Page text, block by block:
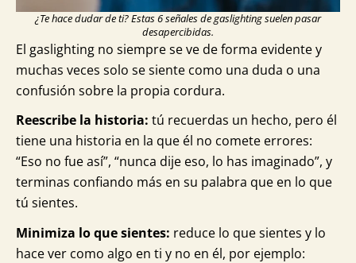
¿Te hace dudar de ti? Estas 6 señales de gaslighting suelen pasar
desapercibidas.
El gaslighting no siempre se ve de forma evidente y
muchas veces solo se siente como una duda o una
confusión sobre la propia cordura.
Reescribe la historia: tú recuerdas un hecho, pero él
tiene una historia en la que él no comete errores:
“Eso no fue así”, “nunca dije eso, lo has imaginado”, y
terminas confiando más en su palabra que en lo que
tú sientes.
Minimiza lo que sientes: reduce lo que sientes y lo
hace ver como algo en ti y no en él, por ejemplo: